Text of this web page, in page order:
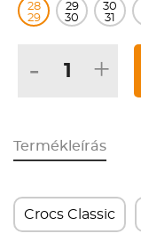
28
29
29
30
30
31
- +
Termékleírás
Crocs Classic